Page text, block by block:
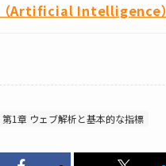
Artificial Intelligence）
第1章 ウェブ解析と基本的な指標